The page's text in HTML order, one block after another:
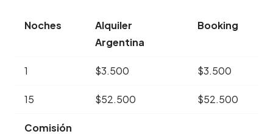
Noches
Alquiler
Argentina
Booking
1 $3.500 $3.500
15 $52.500 $52.500
Comisión